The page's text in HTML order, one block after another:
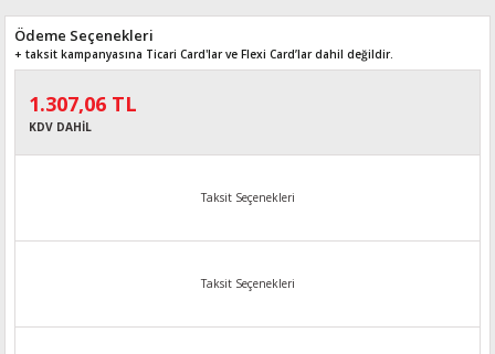
Ödeme Seçenekleri
+ taksit kampanyasına Ticari Card'lar ve Flexi Card’lar dahil değildir.
1.307,06 TL
KDV DAHİL
Taksit Seçenekleri
Taksit Seçenekleri